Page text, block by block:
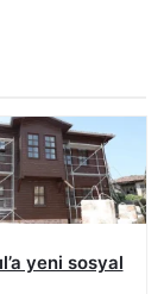
yeni sosyal